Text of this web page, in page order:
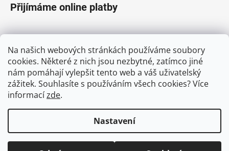
Na našich webových stránkách používáme soubory
cookies. Některé z nich jsou nezbytné, zatímco jiné
nám pomáhají vylepšit tento web a váš uživatelský
zážitek. Souhlasíte s používáním všech cookies?Více
informacízde.
Nastavení
Přijímáme online platby
Facebook
Vytvořil Shoptet